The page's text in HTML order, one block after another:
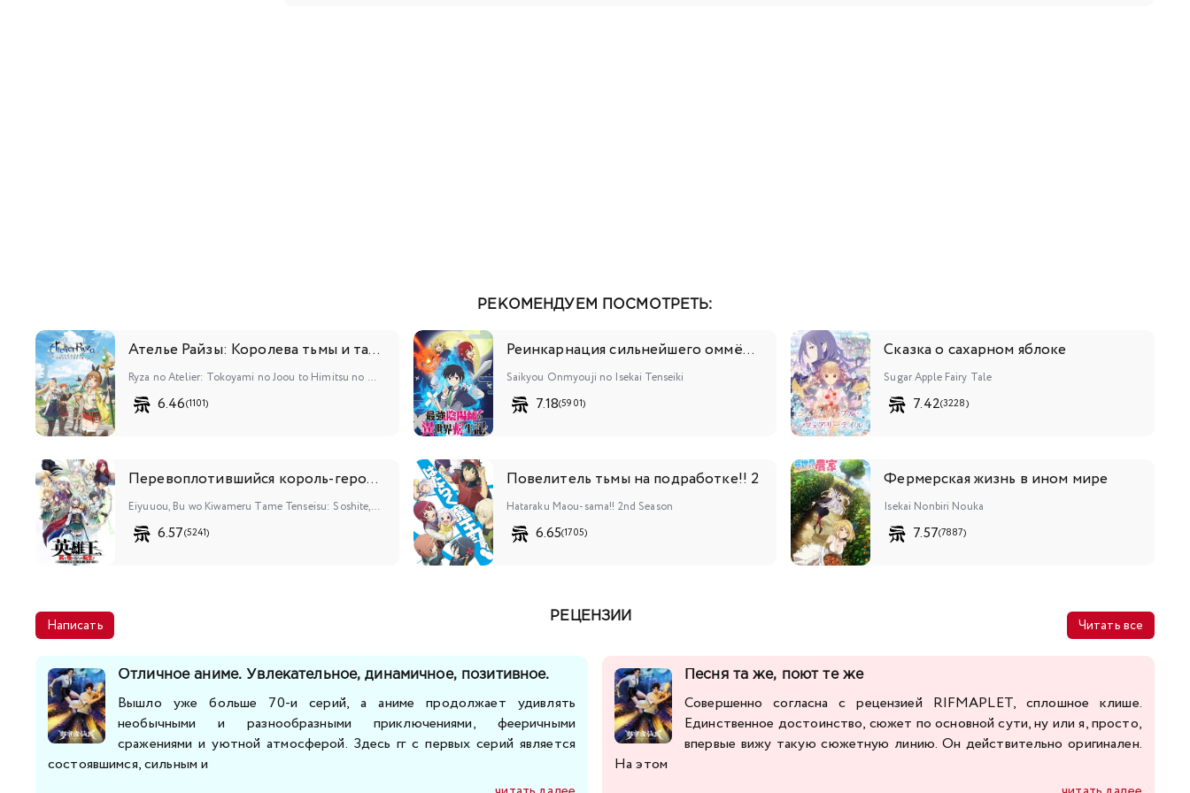
РЕКОМЕНДУЕМ ПОСМОТРЕТЬ:
Ателье Райзы: Королева тьмы и тайное пристанище
Ryza no Atelier: Tokoyami no Joou to Himitsu no Kakurega
6.46(1101)
Реинкарнация сильнейшего оммёдзи: Эти монстры слишком слабы по сравнению с моим ёкаем
Saikyou Onmyouji no Isekai Tenseiki
7.18(5901)
Сказка о сахарном яблоке
Sugar Apple Fairy Tale
7.42(3228)
Перевоплотившийся король-герой, ставший самой сильной ученицей рыцаря
Eiyuuou, Bu wo Kiwameru Tame Tenseisu: Soshite, Sekai Saikyou no Minarai Kishi♀
6.57(5241)
Повелитель тьмы на подработке!! 2
Hataraku Maou-sama!! 2nd Season
6.65(1705)
Фермерская жизнь в ином мире
Isekai Nonbiri Nouka
7.57(7887)
Написать
РЕЦЕНЗИИ
Читать все
Отличное аниме. Увлекательное, динамичное, позитивное.
Вышло уже больше 70-и серий, а аниме продолжает удивлять
необычными и разнообразными приключениями, фееричными
сражениями и уютной атмосферой. Здесь гг с первых серий является
состоявшимся, сильным и
Песня та же, поют те же
Совершенно согласна с рецензией RIFMAPLET, сплошное клише.
Единственное достоинство, сюжет по основной сути, ну или я, просто,
впервые вижу такую сюжетную линию. Он действительно оригинален.
На этом